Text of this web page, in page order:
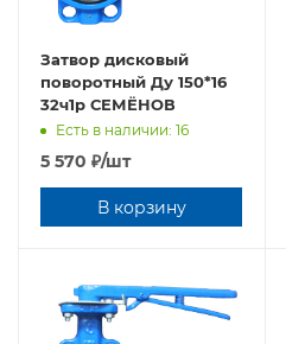
Затвор дисковый
поворотный Ду 150*16
32ч1р СЕМЁНОВ
Есть в наличии: 16
5 570 ₽/шт
В корзину